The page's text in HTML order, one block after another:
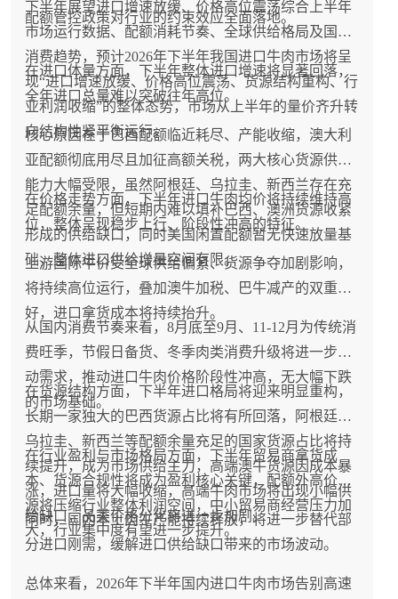
配额管控政策对行业的约束效应全面落地。
下半年展望进口增速放缓、价格高位震荡综合上半年
市场运行数据、配额消耗节奏、全球供给格局及国内
消费趋势，预计2026年下半年我国进口牛肉市场将呈
现“进口增速放缓、价格高位震荡、货源结构重构、行
业利润收缩”的整体态势，市场从上半年的量价齐升转
向结构性紧平衡运行。
在进口体量方面，下半年整体进口增速将显著回落，
全年进口总量难以突破往年高位。
核心原因在于巴西配额临近耗尽、产能收缩，澳大利
亚配额彻底用尽且加征高额关税，两大核心货源供给
能力大幅受限，虽然阿根廷、乌拉圭、新西兰存在充
足配额余量，但短期内难以填补巴西、澳洲货源收紧
形成的供给缺口，同时美国闲置配额暂无快速放量基
础，整体进口供给增量空间有限。
在价格走势方面，下半年进口牛肉均价将持续维持高
位，整体呈现稳步上行、阶段性冲高的特征。
上游国际牛价受全球供给偏紧、货源争夺加剧影响，
将持续高位运行，叠加澳牛加税、巴牛减产的双重利
好，进口拿货成本将持续抬升。
从国内消费节奏来看，8月底至9月、11-12月为传统消
费旺季，节假日备货、冬季肉类消费升级将进一步拉
动需求，推动进口牛肉价格阶段性冲高，无大幅下跌
的市场基础。
在货源结构方面，下半年进口格局将迎来明显重构，
长期一家独大的巴西货源占比将有所回落，阿根廷、
乌拉圭、新西兰等配额余量充足的国家货源占比将持
续提升，成为市场供给主力，高端澳牛货源因成本暴
涨，进口量将大幅收缩，高端牛肉市场将出现小幅供
给缺口，品类价格分化将进一步加剧。
在行业盈利与市场格局方面，下半年贸易商拿货成
本、货源合规性将成为盈利核心关键，配额外高价货
源将压缩行业整体利润空间，中小贸易商经营压力加
大，行业集中度有望进一步提升。
同时，国内本土肉牛产能持续释放，将进一步替代部
分进口刚需，缓解进口供给缺口带来的市场波动。
总体来看，2026年下半年国内进口牛肉市场告别高速